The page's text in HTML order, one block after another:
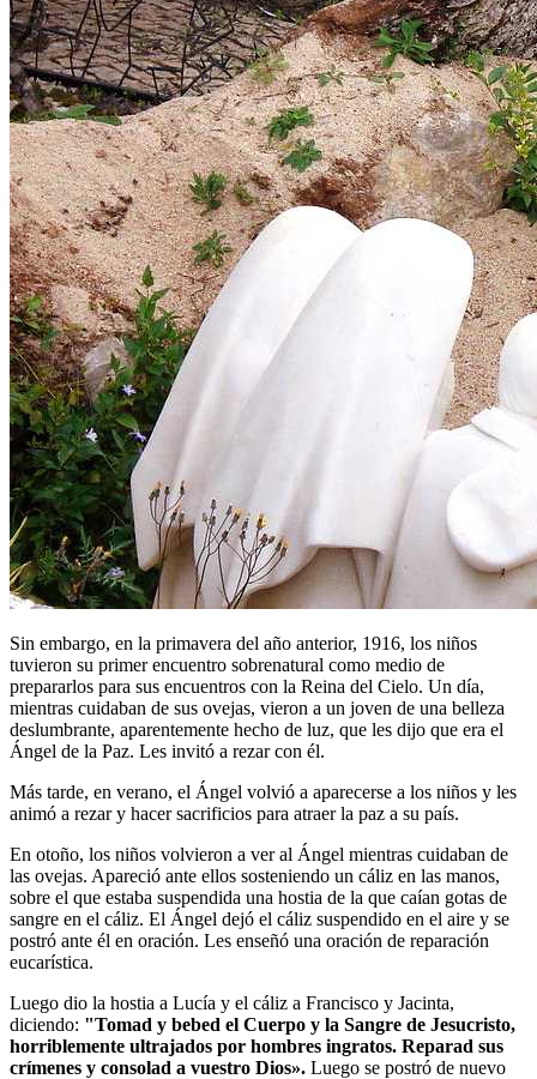
Sin embargo, en la primavera del año anterior, 1916, los niños
tuvieron su primer encuentro sobrenatural como medio de
prepararlos para sus encuentros con la Reina del Cielo. Un día,
mientras cuidaban de sus ovejas, vieron a un joven de una belleza
deslumbrante, aparentemente hecho de luz, que les dijo que era el
Ángel de la Paz. Les invitó a rezar con él.
Más tarde, en verano, el Ángel volvió a aparecerse a los niños y les
animó a rezar y hacer sacrificios para atraer la paz a su país.
En otoño, los niños volvieron a ver al Ángel mientras cuidaban de
las ovejas. Apareció ante ellos sosteniendo un cáliz en las manos,
sobre el que estaba suspendida una hostia de la que caían gotas de
sangre en el cáliz. El Ángel dejó el cáliz suspendido en el aire y se
postró ante él en oración. Les enseñó una oración de reparación
eucarística.
Luego dio la hostia a Lucía y el cáliz a Francisco y Jacinta,
diciendo: "Tomad y bebed el Cuerpo y la Sangre de Jesucristo,
horriblemente ultrajados por hombres ingratos. Reparad sus
crímenes y consolad a vuestro Dios». Luego se postró de nuevo